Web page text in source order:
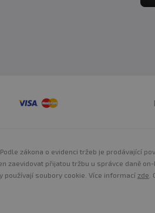
Podle zákona o evidenci tržeb je prodávající
zaevidovat přijatou tržbu u správce daně
používají soubory cookie. Více informací zde